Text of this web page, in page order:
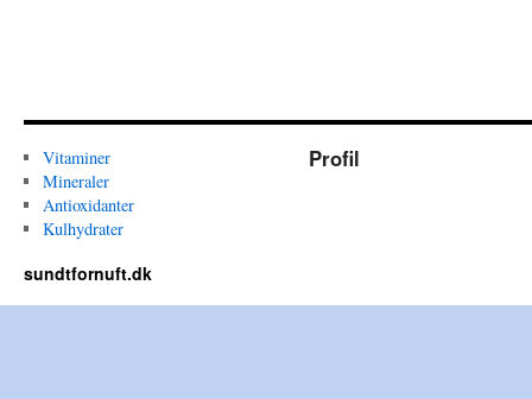
Vitaminer
Mineraler
Antioxidanter
Kulhydrater
Profil
sundtfornuft.dk